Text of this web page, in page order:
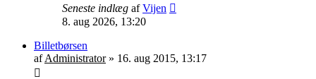
Seneste indlæg afVijen
8. aug 2026, 13:20
Billetbørsen
afAdministrator» 16. aug 2015, 13:17